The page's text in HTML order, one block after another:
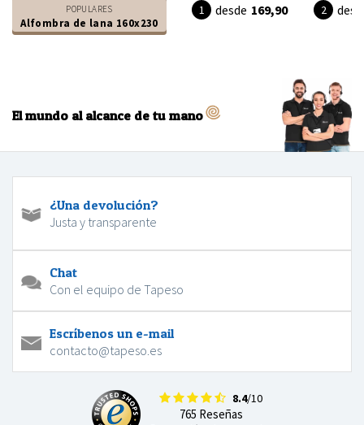
POPULARES
Alfombra de lana 160x230
desde 169,90
El mundo al alcance de tu mano
¿Una devolución?
Justa y transparente
Chat
Con el equipo de Tapeso
Escríbenos un e-mail
contacto@tapeso.es
8.4/10
765 Reseñas